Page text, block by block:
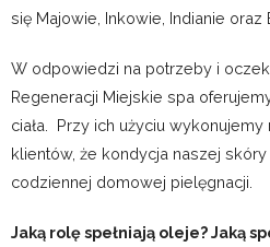
się Majowie, Inkowie, Indianie oraz
W odpowiedzi na potrzeby i
Regeneracji Miejskie spa
ciała.
Przy ich użyciu wykonujemy
klientów, że kondycja naszej
codziennej domowej pielęgnacji.
Jaką rolę spełniają oleje? Jaką